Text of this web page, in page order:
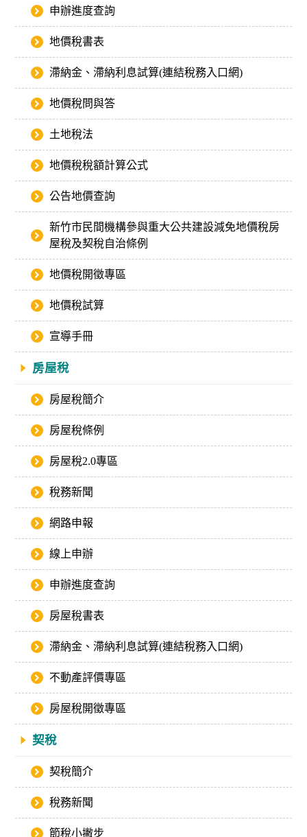
申辦進度查詢
地價稅書表
滯納金、滯納利息試算(連結稅務入口網)
地價稅問與答
土地稅法
地價稅稅額計算公式
公告地價查詢
新竹市民間機構參與重大公共建設減免地價稅房
屋稅及契稅自治條例
地價稅開徵專區
地價稅試算
宣導手冊
房屋稅
房屋稅簡介
房屋稅條例
房屋稅2.0專區
稅務新聞
網路申報
線上申辦
申辦進度查詢
房屋稅書表
滯納金、滯納利息試算(連結稅務入口網)
不動產評價專區
房屋稅開徵專區
契稅
契稅簡介
稅務新聞
節稅小撇步